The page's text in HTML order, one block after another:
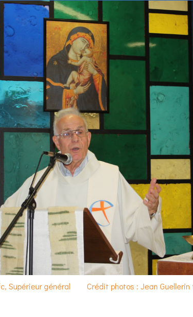
Supérieur général Crédit photos : Jean Guellerin